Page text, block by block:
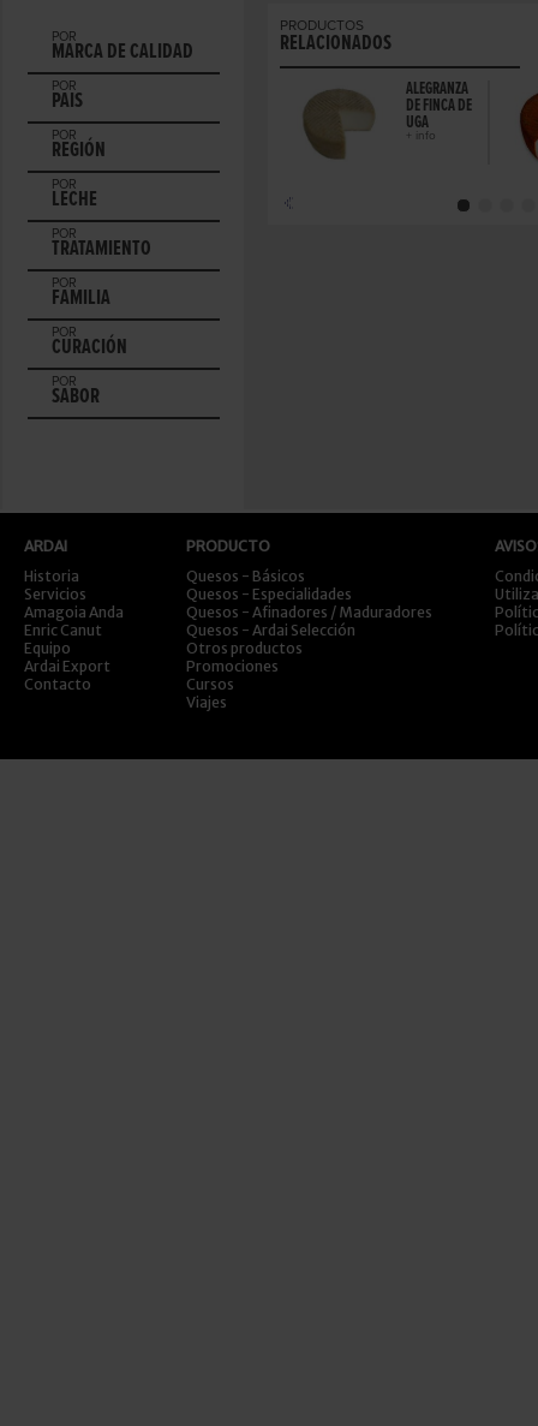
POR
MARCA DE CALIDAD
POR
PAIS
POR
REGIÓN
POR
LECHE
POR
TRATAMIENTO
POR
FAMILIA
POR
CURACIÓN
POR
SABOR
PRODUCTOS
RELACIONADOS
ALEGRANZA
DE FINCA DE
UGA
+ info
ARDAI
Historia
Servicios
Amagoia Anda
Enric Canut
Equipo
Ardai Export
Contacto
PRODUCTO
Quesos - Básicos
Quesos - Especialidades
Quesos - Afinadores / Maduradores
Quesos - Ardai Selección
Otros productos
Promociones
Cursos
Viajes